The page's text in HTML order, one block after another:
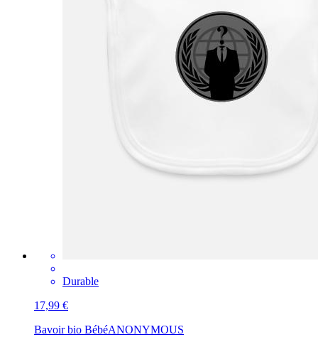
Durable
17,99 €
Bavoir bio BébéANONYMOUS